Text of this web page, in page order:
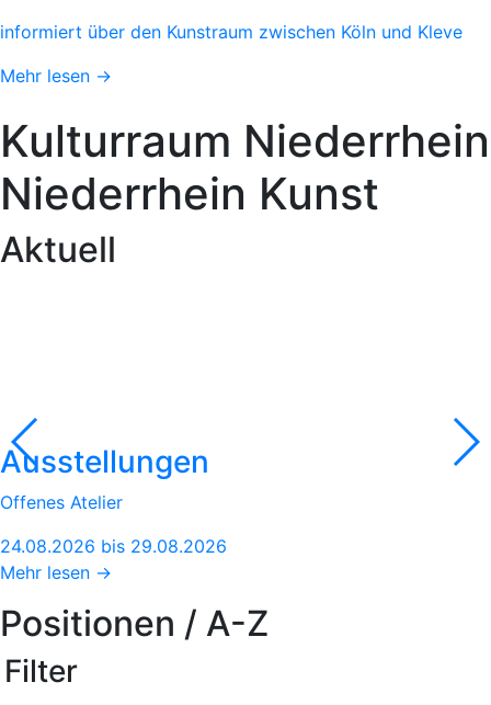
informiert über den Kunstraum zwischen Köln und Kleve
Mehr lesen →
Kulturraum Niederrhein
Niederrhein Kunst
Aktuell
Ausstellungen
Offenes Atelier
24.08.2026 bis 29.08.2026
Mehr lesen →
Positionen / A-Z
Filter